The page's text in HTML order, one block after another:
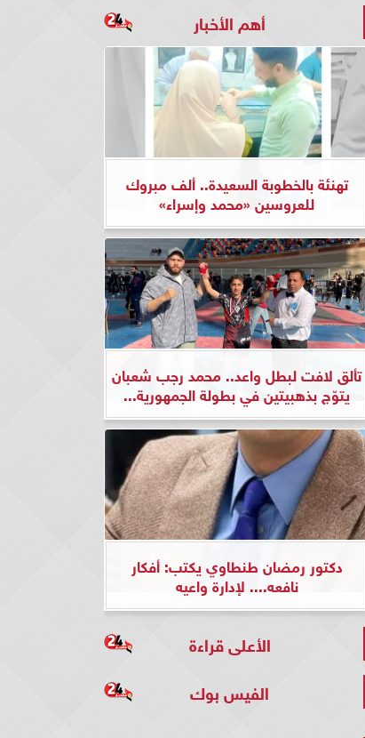
أهم الأخبار
تهنئة بالخطوبة السعيدة.. ألف مبروك
للعروسين «محمد وإسراء»
تألق لافت لبطل واعد.. محمد رجب شعبان
يتوّج بذهبيتين في بطولة الجمهورية...
دكتور رمضان طنطاوي يكتب: أفكار
نافعه.... لإدارة واعيه
الأعلى قراءة
الفيس بوك